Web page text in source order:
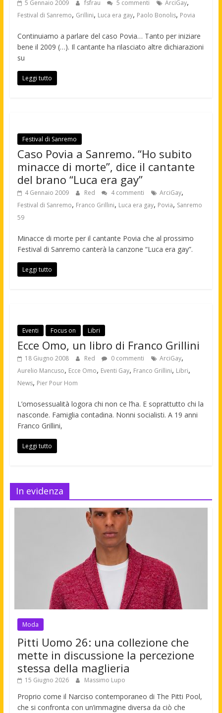
5 Gennaio 2009 fsfrau 5 commenti ArciGay
Festival di Sanremo, Grillini, Luca era gay, Paolo Bonolis, Povia
Continuiamo a parlare del caso Povia… Tanto per iniziare
bene il 2009 (…). Il cantante ha rilasciato altre dichiarazioni
su
Leggi tutto
Festival di Sanremo
Caso Povia a Sanremo. “Ho subito
minacce di morte”, dice il cantante
del brano “Luca era gay”
4 Gennaio 2009 Red 4 commenti ArciGay,
Festival di Sanremo, Franco Grillini, Luca era gay, Povia, Sanremo
59
Minacce di morte per il cantante Povia che al prossimo
Festival di Sanremo canterà la canzone “Luca era gay”.
Leggi tutto
Eventi Focus on Libri
Ecce Omo, un libro di Franco Grillini
18 Giugno 2008 Red 0 commenti ArciGay,
Aurelio Mancuso, Ecce Omo, Eventi Gay, Franco Grillini, Libri,
News, Pier Pour Hom
L’omosessualità logora chi non ce l’ha. E soprattutto chi la
nasconde. Famiglia contadina. Nonni socialisti. A 19 anni
Franco Grillini,
Leggi tutto
In evidenza
Moda
Pitti Uomo 26: una collezione che
mette in discussione la percezione
stessa della maglieria
15 Giugno 2026 Massimo Lupo
Proprio come il Narciso contemporaneo di The Pitti Pool,
che si confronta con un’immagine diversa da ciò che